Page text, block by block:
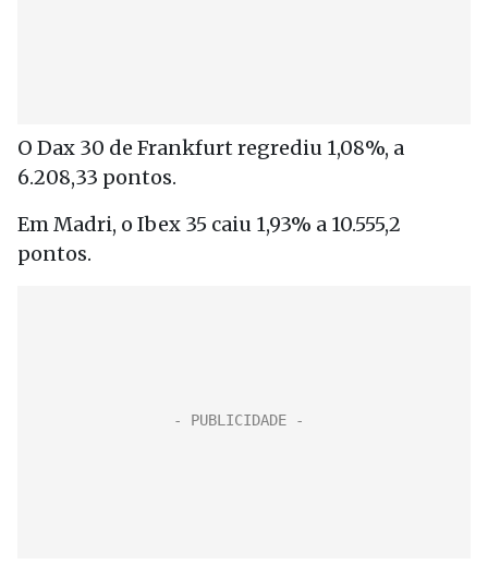
O Dax 30 de Frankfurt regrediu 1,08%, a
6.208,33 pontos.
Em Madri, o Ibex 35 caiu 1,93% a 10.555,2
pontos.